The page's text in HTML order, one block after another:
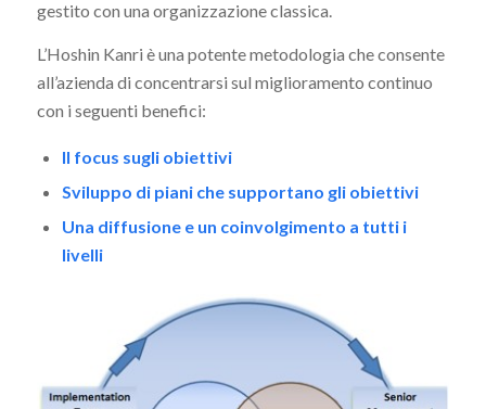
gestito con una organizzazione classica.
L’Hoshin Kanri è una potente metodologia che consente
all’azienda di concentrarsi sul miglioramento continuo
con i seguenti benefici:
Il focus sugli obiettivi
Sviluppo di piani che supportano gli obiettivi
Una diffusione e un coinvolgimento a tutti i
livelli